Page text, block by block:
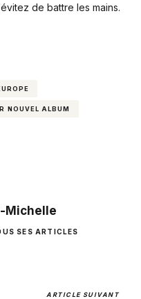
de battre les mains.
NOUVEL ALBUM
Michelle
SES ARTICLES
ARTICLE SUIVANT